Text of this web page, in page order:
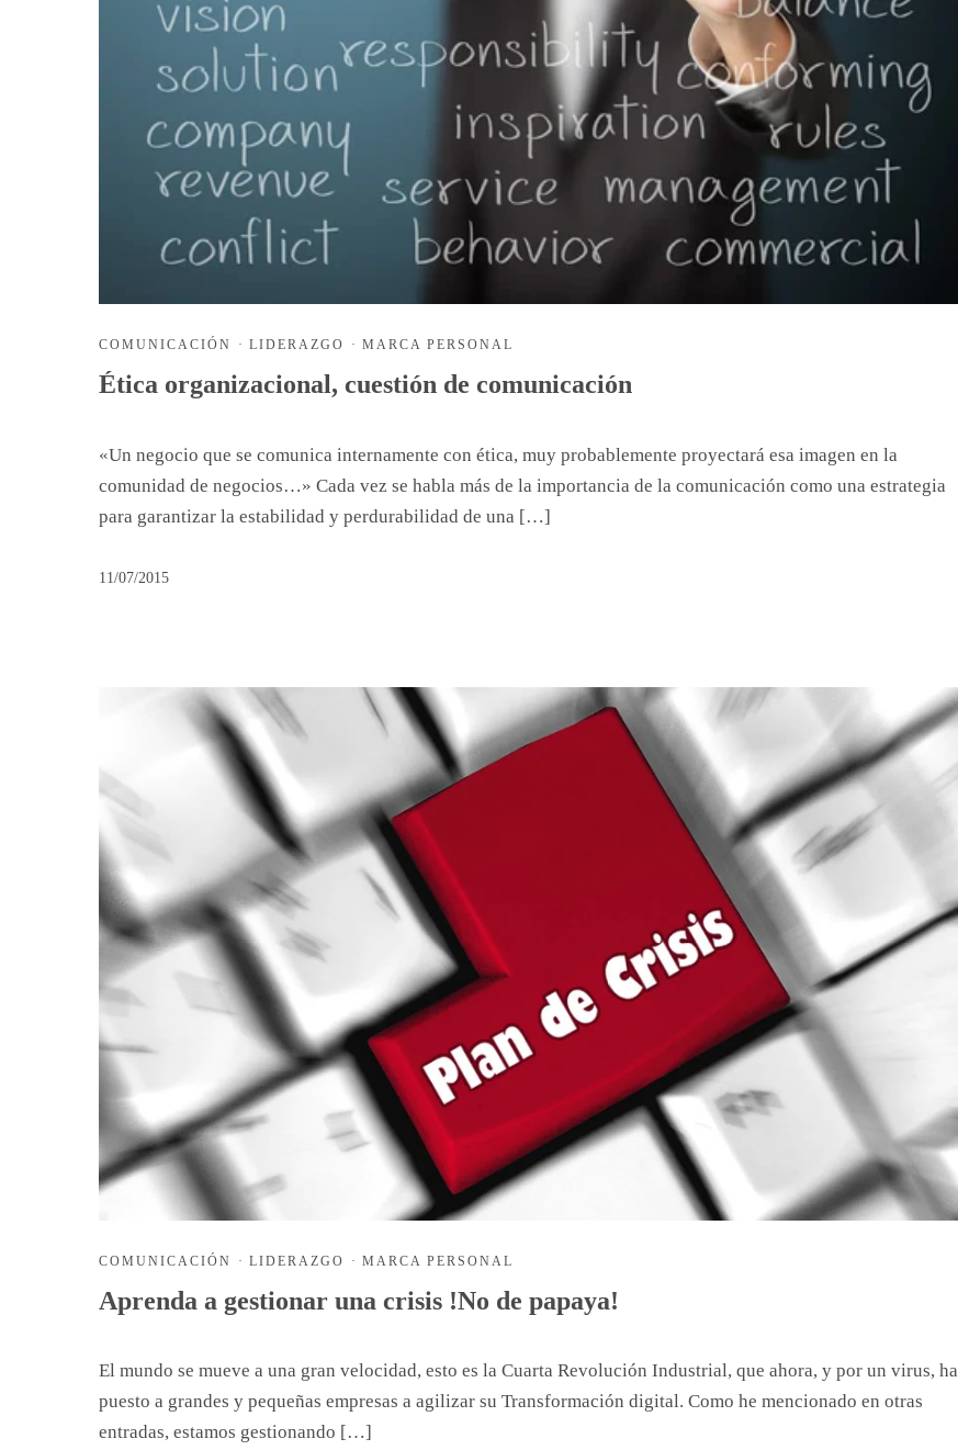
COMUNICACIÓN · LIDERAZGO · MARCA PERSONAL
Ética organizacional, cuestión de comunicación
«Un negocio que se comunica internamente con ética, muy probablemente proyectará esa imagen en la
comunidad de negocios…» Cada vez se habla más de la importancia de la comunicación como una estrategia
para garantizar la estabilidad y perdurabilidad de una […]
11/07/2015
COMUNICACIÓN · LIDERAZGO · MARCA PERSONAL
Aprenda a gestionar una crisis !No de papaya!
El mundo se mueve a una gran velocidad, esto es la Cuarta Revolución Industrial, que ahora, y por un virus, ha
puesto a grandes y pequeñas empresas a agilizar su Transformación digital. Como he mencionado en otras
entradas, estamos gestionando […]